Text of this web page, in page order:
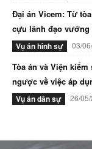
Đại án Vicem: Từ
cựu lãnh đạo vướng
Vụ án hình sự 03/
Tòa án và Viện
ngược về việc áp
Vụ án dân sự 26/